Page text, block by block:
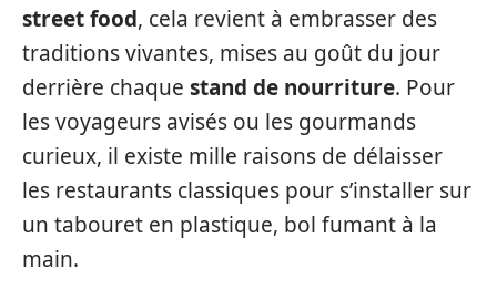
street food, cela revient à embrasser des
traditions vivantes, mises au goût du jour
derrière chaque stand de nourriture. Pour
les voyageurs avisés ou les gourmands
curieux, il existe mille raisons de délaisser
les restaurants classiques pour s’installer sur
un tabouret en plastique, bol fumant à la
main.